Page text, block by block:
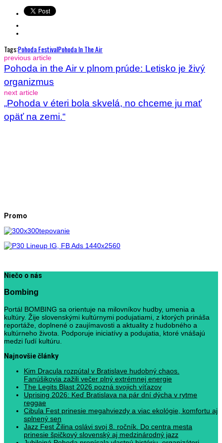
Tags:Pohoda FestivalPohoda In The Air
previous article
Pohoda in the Air v plnom prúde: Letisko je živý
organizmus
next article
„Pohoda v éteri bola skvelá, no chceme ju mať
opäť na zemi.“
Promo
Niečo o nás
Bombing
Portál BOMBING sa orientuje na milovníkov hudby, umenia a
kultúry. Žije slovenskými kultúrnymi podujatiami, z ktorých prináša
reportáže, doplnené o zaujímavosti a aktuality z hudobného a
kultúrneho života. Podporuje iniciatívy a podujatia, ktoré vnášajú
medzi ľudí kultúru.
Najnovšie články
Kim Dracula rozpútal v Bratislave hudobný chaos.
Fanúšikovia zažili večer plný extrémnej energie
The Legits Blast 2026 pozná svojich víťazov
Uprising 2026: Keď Bratislava na pár dní dýcha v rytme
reggae
Cibula Fest prinesie megahviezdy a viac ekológie, komfortu aj
splnený sen
Jazz Fest Žilina oslávi svoj 8. ročník. Do centra mesta
prinesie špičkový slovenský aj medzinárodný jazz